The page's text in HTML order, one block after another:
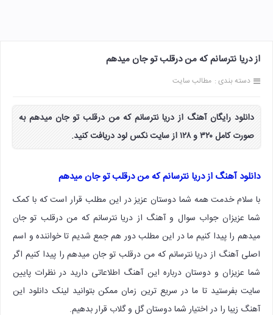
از دریا نترسانم که من درقلب تو جان میدهم
دسته بندی : مطالب سایت
دانلود رایگان آهنگ از دریا نترسانم که من درقلب تو جان میدهم به
صورت کامل ۳۲۰ و ۱۲۸ از سایت نکس لود دریافت کنید.
دانلود آهنگ از دریا نترسانم که من درقلب تو جان میدهم
با سلام خدمت همه شما دوستان عزیز در این مطلب قرار است که با کمک
شما عزیزان جواب سوال و آهنگ از دریا نترسانم که من درقلب تو جان
میدهم را پیدا کنیم ما در این مطلب دور هم جمع شدیم تا خواننده و اسم
اصلی آهنگ از دریا نترسانم که من درقلب تو جان میدهم را پیدا کنیم اگر
شما عزیزان و دوستان درباره این آهنگ اطلاعاتی دارید در نظرات پایین
سایت بفرستید تا ما در سریع ترین زمان ممکن بتوانید لینک دانلود این
آهنگ زیبا را در اختیار شما دوستان گل و گلاب قرار بدهیم.